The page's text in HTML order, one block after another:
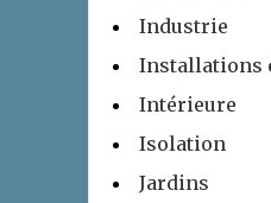
Industrie
Installations
Intérieure
Isolation
Jardins